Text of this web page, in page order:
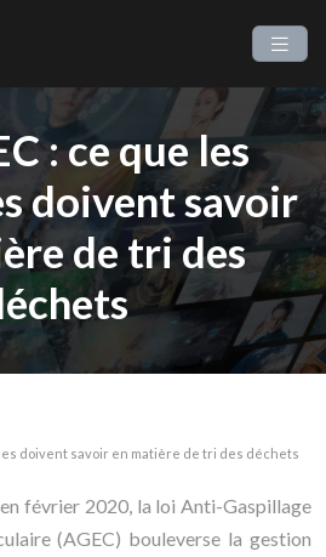
: ce que les
doivent savoir
de tri des
doivent savoir en matière de tri des déchets
février 2020, la loi Anti-Gaspillage
(AGEC) bouleverse la gestion